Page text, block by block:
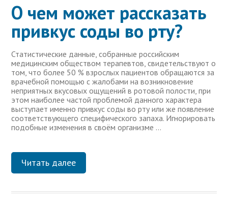
О чем может рассказать
привкус соды во рту?
Статистические данные, собранные российским
медицинским обществом терапевтов, свидетельствуют о
том, что более 50 % взрослых пациентов обращаются за
врачебной помощью с жалобами на возникновение
неприятных вкусовых ощущений в ротовой полости, при
этом наиболее частой проблемой данного характера
выступает именно привкус соды во рту или же появление
соответствующего специфического запаха. Игнорировать
подобные изменения в своём организме …
Читать далее